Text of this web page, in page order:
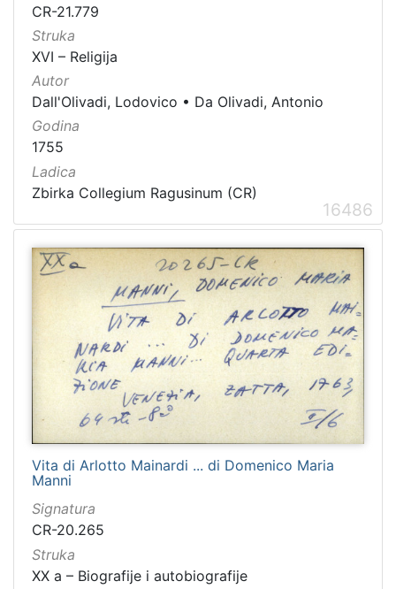
CR-21.779
Struka
XVI – Religija
Autor
Dall'Olivadi, Lodovico • Da Olivadi, Antonio
Godina
1755
Ladica
Zbirka Collegium Ragusinum (CR)
16486
Vita di Arlotto Mainardi ... di Domenico Maria
Manni
Signatura
CR-20.265
Struka
XX a – Biografije i autobiografije